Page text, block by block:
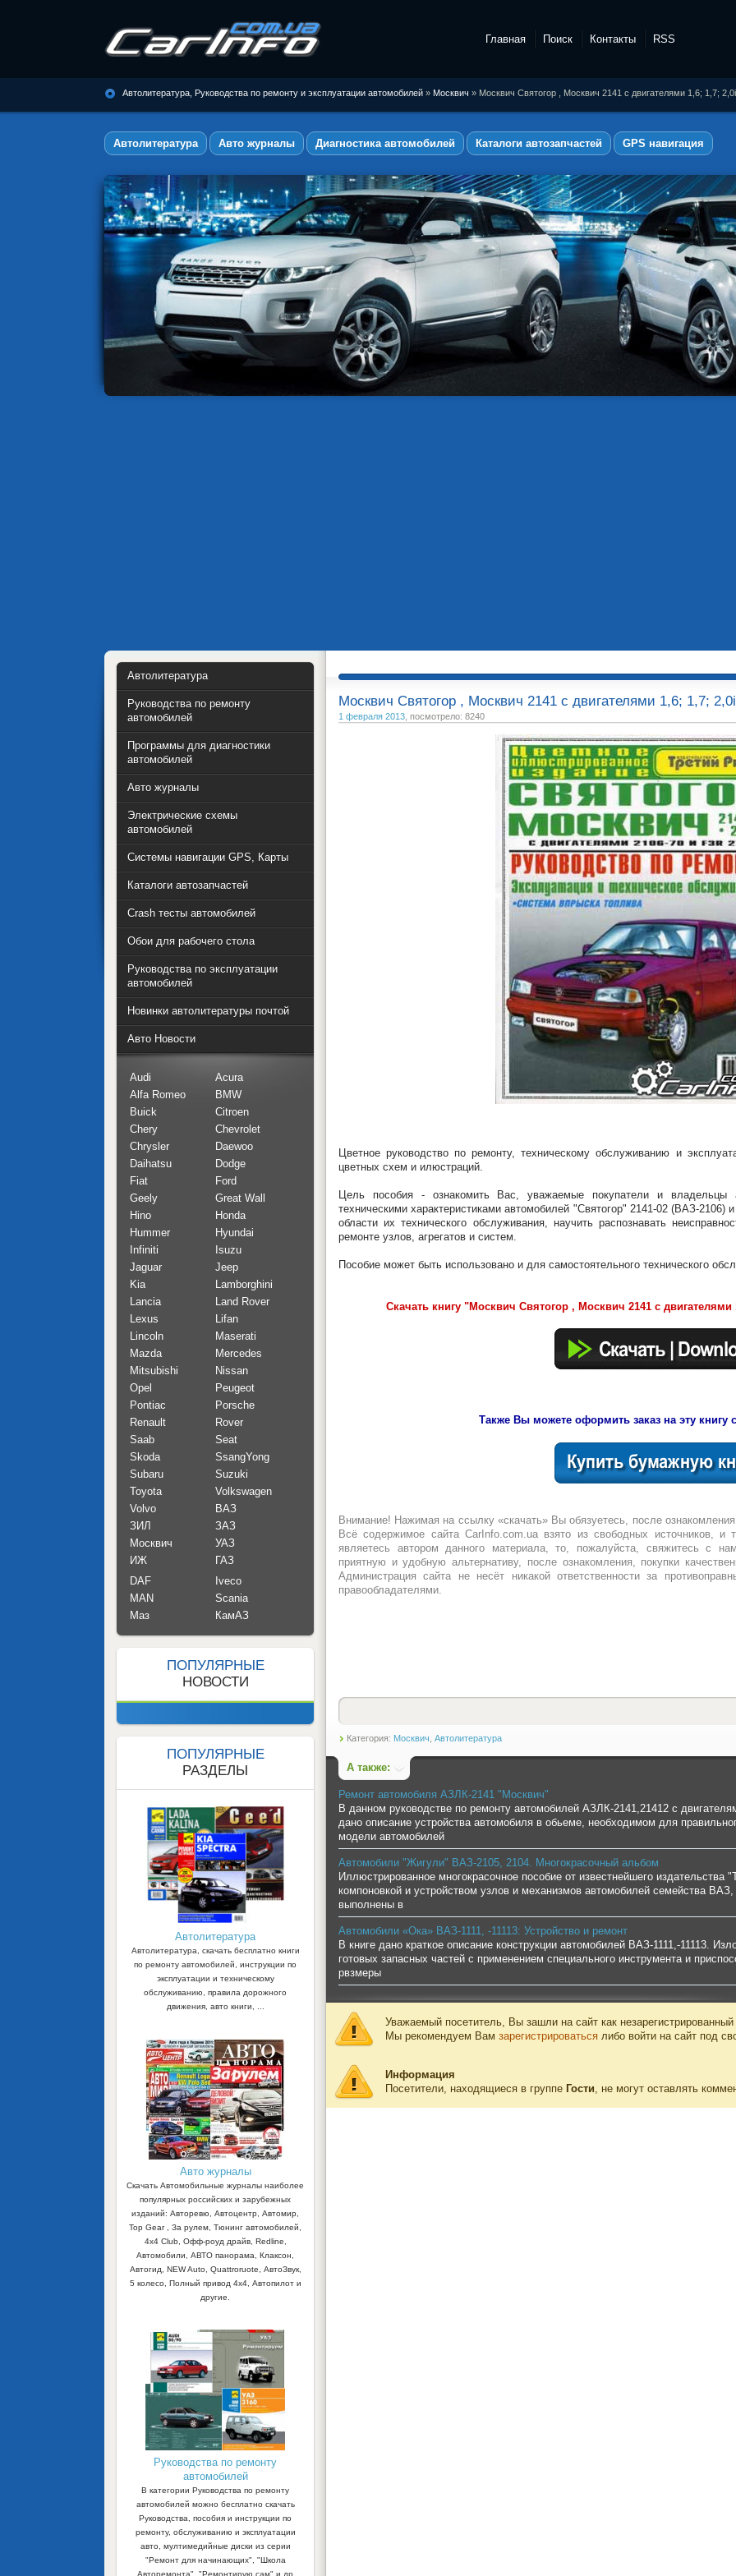
Автолитература, Руководства по
ремонту и эксплуатации
автомобилей
Главная Поиск Контакты RSS
Автолитература, Руководства по ремонту и эксплуатации автомобилей » Москвич » Москвич Святогор , Москвич 2141 с двигателями 1,6; 1,7;
Автолитература Авто журналы Диагностика автомобилей Каталоги автозапчастей GPS навигация
Москвич Святогор , Москвич 2141 с двигателями 1,6; 1,7;
1 февраля 2013, посмотрело: 8240
Цветное руководство по ремонту, техническому обслуживанию и
цветных схем и илюстраций.
Цель пособия - ознакомить Вас, уважаемые покупатели и владельцы
техническими характеристиками автомобилей "Святогор" 2141-02 (ВАЗ-
области их технического обслуживания, научить распознавать
ремонте узлов, агрегатов и систем.
Пособие может быть использовано и для самостоятельного технического
Скачать книгу "Москвич Святогор , Москвич 2141 с
Также Вы можете оформить заказ на эту книгу
Внимание! Нажимая на ссылку «скачать» Вы обязуетесь, после
Всё содержимое сайта CarInfo.com.ua взято из свободных источников, и
являетесь автором данного материала, то, пожалуйста, свяжитесь с
приятную и удобную альтернативу, после ознакомления, покупки
Администрация сайта не несёт никакой ответственности за
правообладателями.
Категория: Москвич, Автолитература
А также:
Ремонт автомобиля АЗЛК-2141 "Москвич"
В данном руководстве по ремонту автомобилей АЗЛК-2141,21412 с
дано описание устройства автомобиля в обьеме, необходимом для
модели автомобилей
Автомобили "Жигули" ВАЗ-2105, 2104. Многокрасочный альбом
Иллюстрированное многокрасочное пособие от известнейшего
компоновкой и устройством узлов и механизмов автомобилей семейства
выполнены в
Автомобили «Ока» ВАЗ-1111, -11113: Устройство и ремонт
В книге дано краткое описание конструкции автомобилей ВАЗ-1111,-11113.
готовых запасных частей с применением специального инструмента и
рвзмеры
Уважаемый посетитель, Вы зашли на сайт как
Мы рекомендуем Вам зарегистрироваться либо войти на сайт под
Информация
Посетители, находящиеся в группе Гости , не могут оставлять
Автолитература
Руководства по ремонту
автомобилей
Программы для диагностики
автомобилей
Авто журналы
Электрические схемы
автомобилей
Системы навигации GPS, Карты
Каталоги автозапчастей
Crash тесты автомобилей
Обои для рабочего стола
Руководства по эксплуатации
автомобилей
Новинки автолитературы почтой
Авто Новости
Audi
Acura
Alfa Romeo
BMW
Buick
Citroen
Chery
Chevrolet
Chrysler
Daewoo
Daihatsu
Dodge
Fiat
Ford
Geely
Great Wall
Hino
Honda
Hummer
Hyundai
Infiniti
Isuzu
Jaguar
Jeep
Kia
Lamborghini
Lancia
Land Rover
Lexus
Lifan
Lincoln
Maserati
Mazda
Mercedes
Mitsubishi
Nissan
Opel
Peugeot
Pontiac
Porsche
Renault
Rover
Saab
Seat
Skoda
SsangYong
Subaru
Suzuki
Toyota
Volkswagen
Volvo
ВАЗ
ЗИЛ
ЗАЗ
Москвич
УАЗ
ИЖ
ГАЗ
DAF
Iveco
MAN
Scania
Маз
КамАЗ
ПОПУЛЯРНЫЕ
НОВОСТИ
ПОПУЛЯРНЫЕ
РАЗДЕЛЫ
Автолитература
Автолитература, скачать бесплатно книги
по ремонту автомобилей, инструкции по
эксплуатации и техническому
обслуживанию, правила дорожного
движения, авто книги, ...
Авто журналы
Скачать Автомобильные журналы наиболее
популярных российских и зарубежных
изданий: Авторевю, Автоцентр, Автомир,
Top Gear , За рулем, Тюнинг автомобилей,
4x4 Club, Офф-роуд драйв, Redline,
Автомобили, АВТО панорама, Клаксон,
Автогид, NEW Auto, Quattroruote, АвтоЗвук,
5 колесо, Полный привод 4х4, Автопилот и
другие.
Руководства по ремонту
автомобилей
В категории Руководства по ремонту
автомобилей можно бесплатно скачать
Руководства, пособия и инструкции по
ремонту, обслуживанию и эксплуатации
авто, мултимедийные диски из серии
"Ремонт для начинающих", "Школа
Авторемонта", "Ремонтирую сам" и др